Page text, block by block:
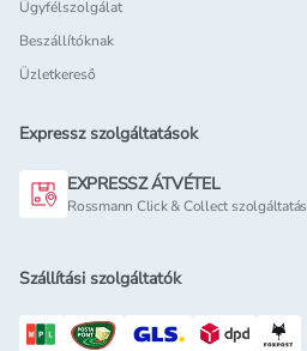
Ügyfélszolgálat
Beszállítóknak
Üzletkereső
Expressz szolgáltatások
EXPRESSZ ÁTVÉTEL
Rossmann Click & Collect szolgáltatás
Szállítási szolgáltatók